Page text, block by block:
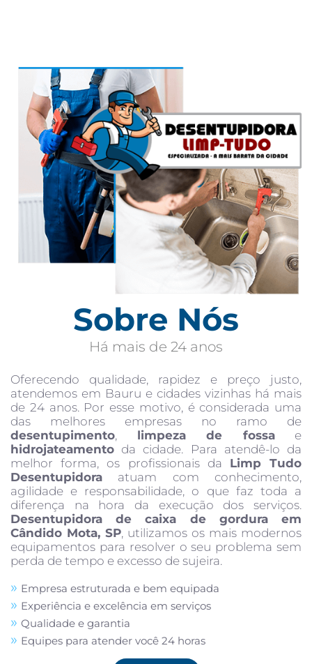
Sobre Nós
Há mais de 24 anos
Oferecendo qualidade, rapidez e preço justo,
atendemos em Bauru e cidades vizinhas há mais
de 24 anos. Por esse motivo, é considerada uma
das melhores empresas no ramo de
desentupimento, limpeza de fossae
hidrojateamento da cidade. Para atendê-lo da
melhor forma, os profissionais da Limp Tudo
Desentupidora atuam com conhecimento,
agilidade e responsabilidade, o que faz toda a
diferença na hora da execução dos serviços.
Desentupidora de caixa de gordura em
Cândido Mota, SP, utilizamos os mais modernos
equipamentos para resolver o seu problema sem
perda de tempo e excesso de sujeira.
Empresa estruturada e bem equipada
Experiência e excelência em serviços
Qualidade e garantia
Equipes para atender você 24 horas